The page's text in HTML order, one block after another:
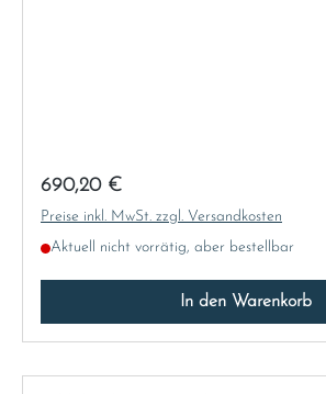
Regulärer Preis:
690,20 €
Preise inkl. MwSt. zzgl. Versandkosten
Aktuell nicht vorrätig, aber bestellbar
In den Warenkorb